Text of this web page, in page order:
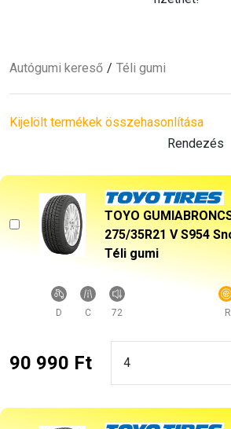
Autógumi kereső Téli gumi
Kijelölt termékek összehasonlítása
Rendezés
TOYO
275/35R21 V S954
Téli gumi
D C 72
90 990 Ft